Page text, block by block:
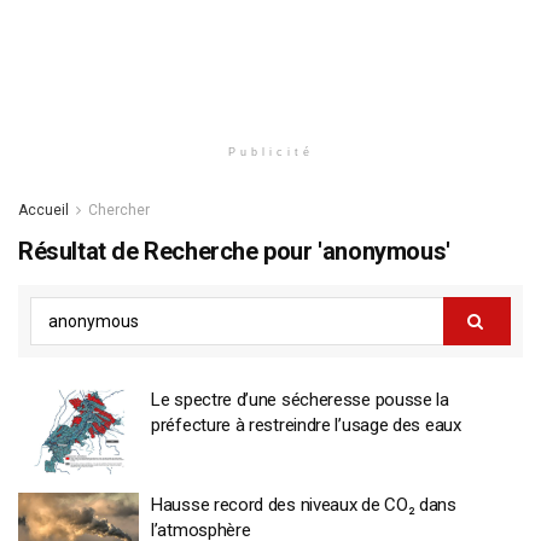
Publicité
Accueil Chercher
Résultat de Recherche pour 'anonymous'
Le spectre d’une sécheresse pousse la
préfecture à restreindre l’usage des eaux
Hausse record des niveaux de CO₂ dans
l’atmosphère